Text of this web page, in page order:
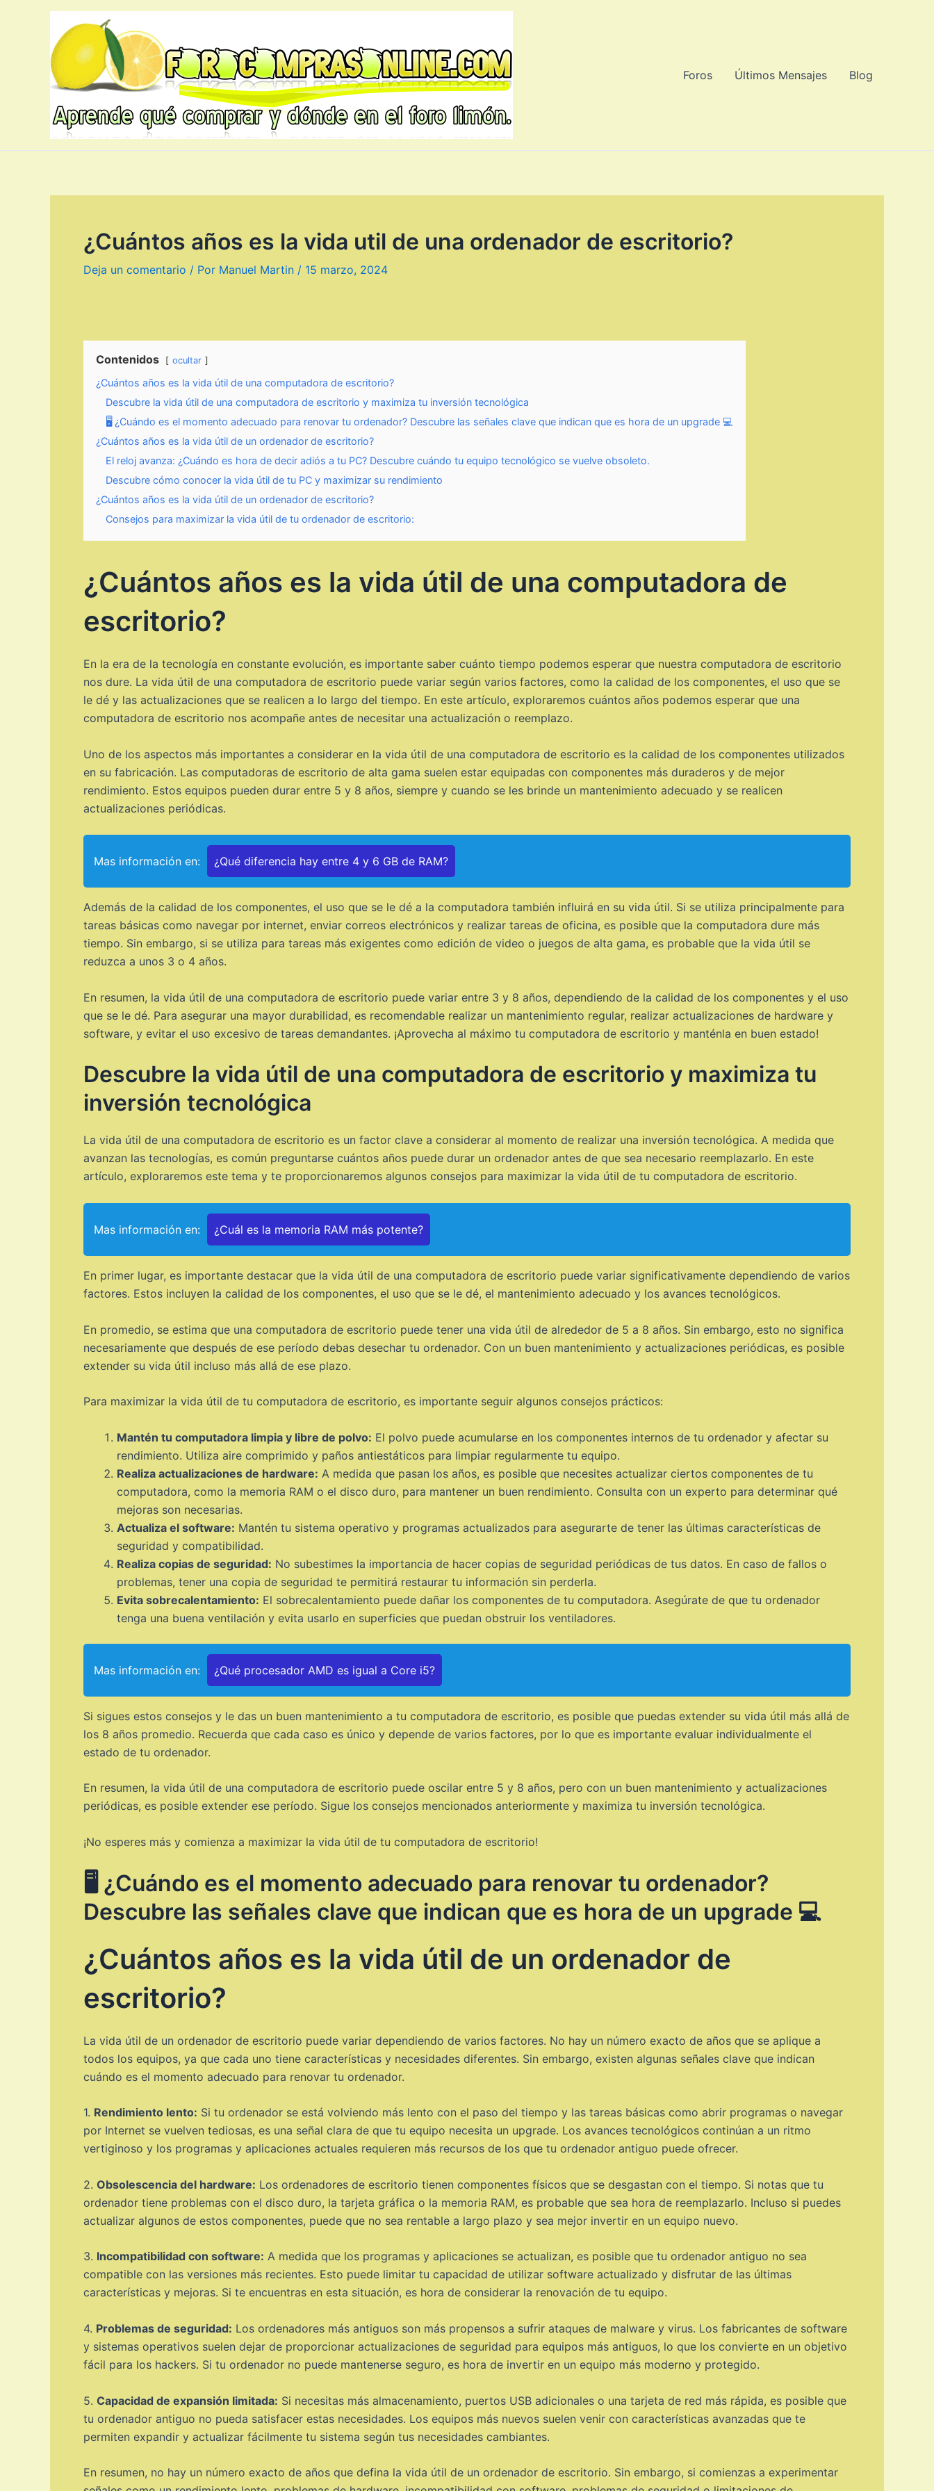
Foros Últimos Mensajes Blog
¿Cuántos años es la vida util de una ordenador de escritorio?
Deja un comentario / Por Manuel Martin / 15 marzo, 2024
Contenidos ocultar
¿Cuántos años es la vida útil de una computadora de escritorio?
Descubre la vida útil de una computadora de escritorio y maximiza tu inversión tecnológica
🖥️ ¿Cuándo es el momento adecuado para renovar tu ordenador? Descubre las señales clave que indican que es hora de un upgrade 💻
¿Cuántos años es la vida útil de un ordenador de escritorio?
El reloj avanza: ¿Cuándo es hora de decir adiós a tu PC? Descubre cuándo tu equipo tecnológico se vuelve obsoleto.
Descubre cómo conocer la vida útil de tu PC y maximizar su rendimiento
¿Cuántos años es la vida útil de un ordenador de escritorio?
Consejos para maximizar la vida útil de tu ordenador de escritorio:
¿Cuántos años es la vida útil de una computadora de
escritorio?
En la era de la tecnología en constante evolución, es importante saber cuánto tiempo podemos esperar que nuestra computadora de escritorio
nos dure. La vida útil de una computadora de escritorio puede variar según varios factores, como la calidad de los componentes, el uso que se
le dé y las actualizaciones que se realicen a lo largo del tiempo. En este artículo, exploraremos cuántos años podemos esperar que una
computadora de escritorio nos acompañe antes de necesitar una actualización o reemplazo.
Uno de los aspectos más importantes a considerar en la vida útil de una computadora de escritorio es la calidad de los componentes utilizados
en su fabricación. Las computadoras de escritorio de alta gama suelen estar equipadas con componentes más duraderos y de mejor
rendimiento. Estos equipos pueden durar entre 5 y 8 años, siempre y cuando se les brinde un mantenimiento adecuado y se realicen
actualizaciones periódicas.
Mas información en: ¿Qué diferencia hay entre 4 y 6 GB de RAM?
Además de la calidad de los componentes, el uso que se le dé a la computadora también influirá en su vida útil. Si se utiliza principalmente para
tareas básicas como navegar por internet, enviar correos electrónicos y realizar tareas de oficina, es posible que la computadora dure más
tiempo. Sin embargo, si se utiliza para tareas más exigentes como edición de video o juegos de alta gama, es probable que la vida útil se
reduzca a unos 3 o 4 años.
En resumen, la vida útil de una computadora de escritorio puede variar entre 3 y 8 años, dependiendo de la calidad de los componentes y el uso
que se le dé. Para asegurar una mayor durabilidad, es recomendable realizar un mantenimiento regular, realizar actualizaciones de hardware y
software, y evitar el uso excesivo de tareas demandantes. ¡Aprovecha al máximo tu computadora de escritorio y manténla en buen estado!
Descubre la vida útil de una computadora de escritorio y maximiza tu
inversión tecnológica
La vida útil de una computadora de escritorio es un factor clave a considerar al momento de realizar una inversión tecnológica. A medida que
avanzan las tecnologías, es común preguntarse cuántos años puede durar un ordenador antes de que sea necesario reemplazarlo. En este
artículo, exploraremos este tema y te proporcionaremos algunos consejos para maximizar la vida útil de tu computadora de escritorio.
Mas información en: ¿Cuál es la memoria RAM más potente?
En primer lugar, es importante destacar que la vida útil de una computadora de escritorio puede variar significativamente dependiendo de varios
factores. Estos incluyen la calidad de los componentes, el uso que se le dé, el mantenimiento adecuado y los avances tecnológicos.
En promedio, se estima que una computadora de escritorio puede tener una vida útil de alrededor de 5 a 8 años. Sin embargo, esto no significa
necesariamente que después de ese período debas desechar tu ordenador. Con un buen mantenimiento y actualizaciones periódicas, es posible
extender su vida útil incluso más allá de ese plazo.
Para maximizar la vida útil de tu computadora de escritorio, es importante seguir algunos consejos prácticos:
Mantén tu computadora limpia y libre de polvo: El polvo puede acumularse en los componentes internos de tu ordenador y afectar su
rendimiento. Utiliza aire comprimido y paños antiestáticos para limpiar regularmente tu equipo.
Realiza actualizaciones de hardware: A medida que pasan los años, es posible que necesites actualizar ciertos componentes de tu
computadora, como la memoria RAM o el disco duro, para mantener un buen rendimiento. Consulta con un experto para determinar qué
mejoras son necesarias.
Actualiza el software: Mantén tu sistema operativo y programas actualizados para asegurarte de tener las últimas características de
seguridad y compatibilidad.
Realiza copias de seguridad: No subestimes la importancia de hacer copias de seguridad periódicas de tus datos. En caso de fallos o
problemas, tener una copia de seguridad te permitirá restaurar tu información sin perderla.
Evita sobrecalentamiento: El sobrecalentamiento puede dañar los componentes de tu computadora. Asegúrate de que tu ordenador
tenga una buena ventilación y evita usarlo en superficies que puedan obstruir los ventiladores.
Mas información en: ¿Qué procesador AMD es igual a Core i5?
Si sigues estos consejos y le das un buen mantenimiento a tu computadora de escritorio, es posible que puedas extender su vida útil más allá de
los 8 años promedio. Recuerda que cada caso es único y depende de varios factores, por lo que es importante evaluar individualmente el
estado de tu ordenador.
En resumen, la vida útil de una computadora de escritorio puede oscilar entre 5 y 8 años, pero con un buen mantenimiento y actualizaciones
periódicas, es posible extender ese período. Sigue los consejos mencionados anteriormente y maximiza tu inversión tecnológica.
¡No esperes más y comienza a maximizar la vida útil de tu computadora de escritorio!
🖥️ ¿Cuándo es el momento adecuado para renovar tu ordenador?
Descubre las señales clave que indican que es hora de un upgrade 💻
¿Cuántos años es la vida útil de un ordenador de
escritorio?
La vida útil de un ordenador de escritorio puede variar dependiendo de varios factores. No hay un número exacto de años que se aplique a
todos los equipos, ya que cada uno tiene características y necesidades diferentes. Sin embargo, existen algunas señales clave que indican
cuándo es el momento adecuado para renovar tu ordenador.
1. Rendimiento lento: Si tu ordenador se está volviendo más lento con el paso del tiempo y las tareas básicas como abrir programas o navegar
por Internet se vuelven tediosas, es una señal clara de que tu equipo necesita un upgrade. Los avances tecnológicos continúan a un ritmo
vertiginoso y los programas y aplicaciones actuales requieren más recursos de los que tu ordenador antiguo puede ofrecer.
2. Obsolescencia del hardware: Los ordenadores de escritorio tienen componentes físicos que se desgastan con el tiempo. Si notas que tu
ordenador tiene problemas con el disco duro, la tarjeta gráfica o la memoria RAM, es probable que sea hora de reemplazarlo. Incluso si puedes
actualizar algunos de estos componentes, puede que no sea rentable a largo plazo y sea mejor invertir en un equipo nuevo.
3. Incompatibilidad con software: A medida que los programas y aplicaciones se actualizan, es posible que tu ordenador antiguo no sea
compatible con las versiones más recientes. Esto puede limitar tu capacidad de utilizar software actualizado y disfrutar de las últimas
características y mejoras. Si te encuentras en esta situación, es hora de considerar la renovación de tu equipo.
4. Problemas de seguridad: Los ordenadores más antiguos son más propensos a sufrir ataques de malware y virus. Los fabricantes de software
y sistemas operativos suelen dejar de proporcionar actualizaciones de seguridad para equipos más antiguos, lo que los convierte en un objetivo
fácil para los hackers. Si tu ordenador no puede mantenerse seguro, es hora de invertir en un equipo más moderno y protegido.
5. Capacidad de expansión limitada: Si necesitas más almacenamiento, puertos USB adicionales o una tarjeta de red más rápida, es posible que
tu ordenador antiguo no pueda satisfacer estas necesidades. Los equipos más nuevos suelen venir con características avanzadas que te
permiten expandir y actualizar fácilmente tu sistema según tus necesidades cambiantes.
En resumen, no hay un número exacto de años que defina la vida útil de un ordenador de escritorio. Sin embargo, si comienzas a experimentar